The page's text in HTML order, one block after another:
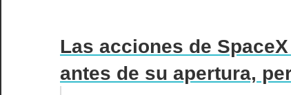
Las acciones de
antes de su apertura,